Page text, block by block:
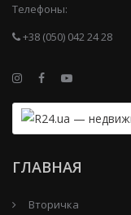
Телефоны:
+38 (050) 042 24 28
ГЛАВНАЯ
Вторичка